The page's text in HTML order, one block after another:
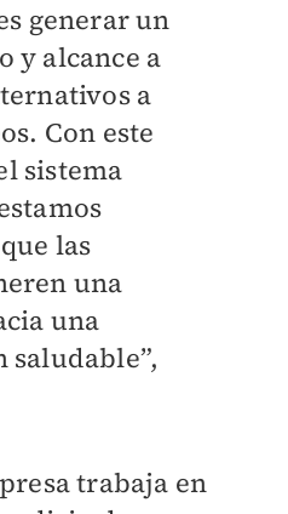
generar un
y alcance a
a
Con este
sistema
las
una
una
trabaja en